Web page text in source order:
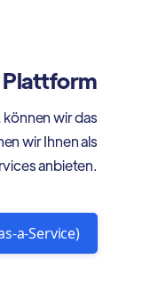
wir das
wir Ihnen als
anbieten.
a-Service)